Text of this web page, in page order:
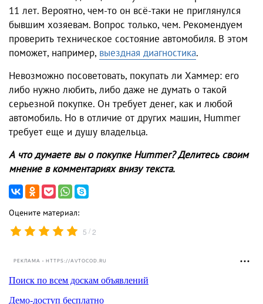
11 лет. Вероятно, чем-то он всё-таки не приглянулся
бывшим хозяевам. Вопрос только, чем. Рекомендуем
проверить техническое состояние автомобиля. В этом
поможет, например, выездная диагностика.
Невозможно посоветовать, покупать ли Хаммер: его
либо нужно любить, либо даже не думать о такой
серьезной покупке. Он требует денег, как и любой
автомобиль. Но в отличие от других машин, Hummer
требует еще и душу владельца.
А что думаете вы о покупке Hummer? Делитесь своим
мнение в комментариях внизу текста.
Оцените материал:
5 /2
РЕКЛАМА • HTTPS://AVTOCOD.RU